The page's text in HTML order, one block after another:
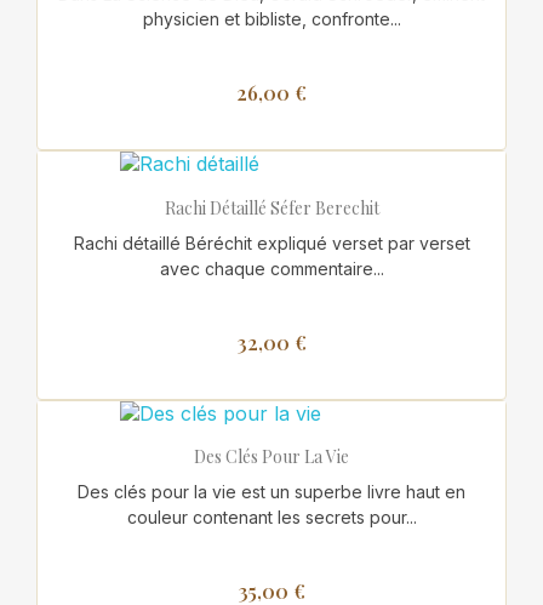
physicien et bibliste, confronte...
26,00 €
Rachi Détaillé Séfer Berechit
Rachi détaillé Béréchit expliqué verset par verset
avec chaque commentaire...
32,00 €
Des Clés Pour La Vie
Des clés pour la vie est un superbe livre haut en
couleur contenant les secrets pour...
35,00 €